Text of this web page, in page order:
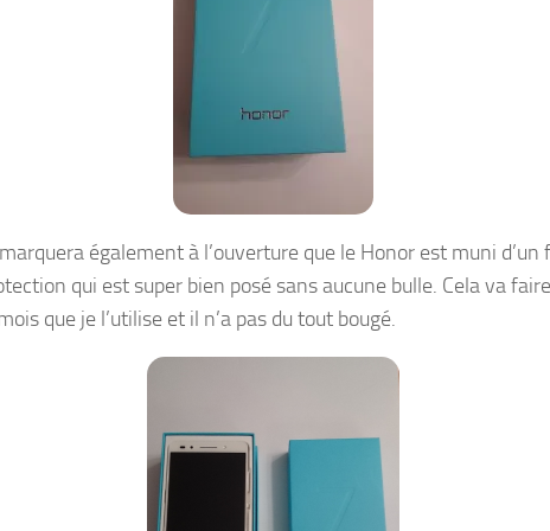
également à l’ouverture que le Honor est muni d’un
qui est super bien posé sans aucune bulle. Cela va faire
que je l’utilise et il n’a pas du tout bougé.